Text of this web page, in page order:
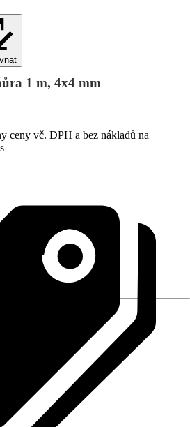
1 m, 4x4 mm
vč. DPH a bez nákladů na